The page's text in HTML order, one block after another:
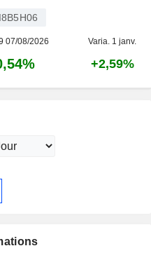
07/08/2026 Varia. 1 janv.
+2,59%